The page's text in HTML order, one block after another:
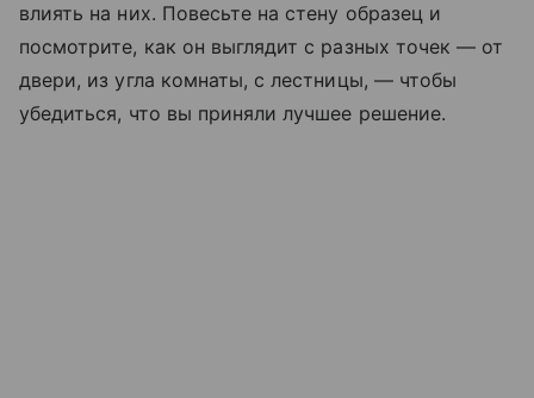
влиять на них. Повесьте на стену образец и
посмотрите, как он выглядит с разных точек — от
двери, из угла комнаты, с лестницы, — чтобы
убедиться, что вы приняли лучшее решение.